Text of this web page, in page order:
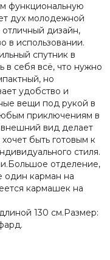
функциональную
дух молодежной
отличный дизайн,
в использовании.
спутник в
в себя всё, что нужно
но
удобство и
вещи под рукой в
приключениям в
вид делает
быть готовым к
стиля.
отделение,
один карман на
кармашек на
130 см.Размер: